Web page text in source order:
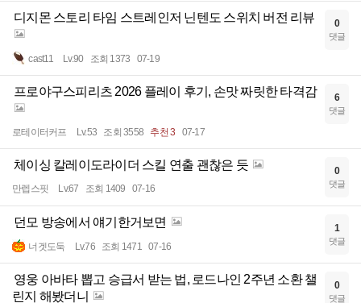
디지몬 스토리 타임 스트레인저 닌텐도 스위치 버전 리뷰
cast11 Lv.90 조회 1373 07-19
0
댓글
프로야구스피리츠 2026 플레이 후기, 손맛 짜릿한 타격감
로테이터커프 Lv.53 조회 3558 추천 3 07-17
6
댓글
체이싱 칼레이도라이더 스킬 연출 괜찮은 듯
만렙스핏 Lv.67 조회 1409 07-16
0
댓글
던모 방송에서 얘기한거보면
너겟도둑 Lv.76 조회 1471 07-16
1
댓글
영웅 아바타 뽑고 승급서 받는 법, 로드나인 2주년 소환 챌
린지 해봤더니
0
댓글